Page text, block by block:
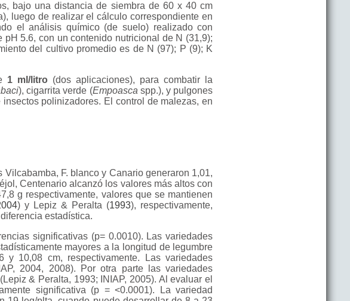
bajo una distancia de siembra de 60 x 40 cm
luego de realizar el cálculo correspondiente en
el análisis químico (de suelo) realizado con
5.6, con un contenido nutricional de N (31,9);
del cultivo promedio es de N (97); P (9); K
1 ml/litro(dos aplicaciones), para combatir la
), cigarrita verde (Empoasca spp.), y pulgones
polinizadores. El control de malezas, en
F. blanco y Canario generaron 1,01,
Centenario alcanzó los valores más altos con
g respectivamente, valores que se mantienen
) y Lepiz & Peralta (1993), respectivamente,
estadística.
significativas (p= 0.0010). Las variedades
mayores a la longitud de legumbre
10,08 cm, respectivamente. Las variedades
2004, 2008). Por otra parte las variedades
& Peralta, 1993; INIAP, 2005). Al evaluar el
significativa (p = <0.0001). La variedad